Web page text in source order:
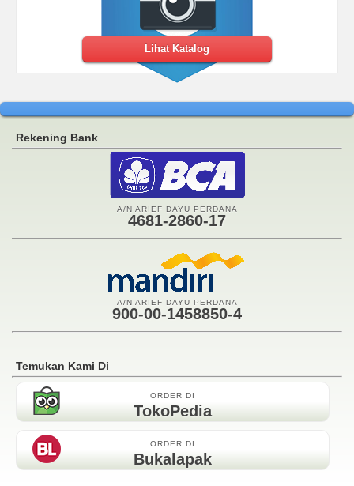
Lihat Katalog
Rekening Bank
A/N ARIEF DAYU PERDANA
4681-2860-17
A/N ARIEF DAYU PERDANA
900-00-1458850-4
Temukan Kami Di
ORDER DI
TokoPedia
ORDER DI
Bukalapak